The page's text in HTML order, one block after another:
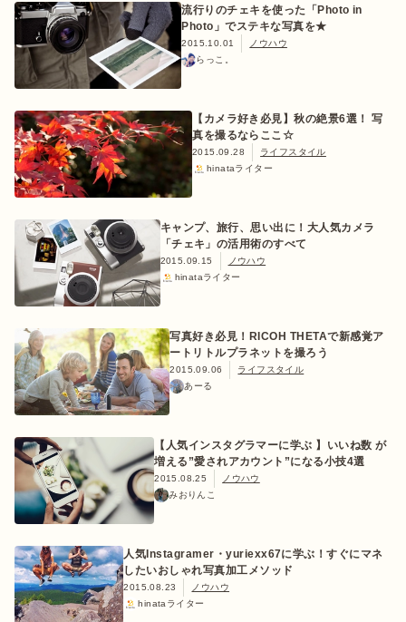
流行りのチェキを使った「Photo in
Photo」でステキな写真を★
2015.10.01
ノウハウ
らっこ。
【カメラ好き必見】秋の絶景6選！ 写
真を撮るならここ☆
2015.09.28
ライフスタイル
hinataライター
キャンプ、旅行、思い出に！大人気カメラ
「チェキ」の活用術のすべて
2015.09.15
ノウハウ
hinataライター
写真好き必見！RICOH THETAで新感覚ア
ートリトルプラネットを撮ろう
2015.09.06
ライフスタイル
あーる
【人気インスタグラマーに学ぶ 】いいね数 が
増える”愛されアカウント”になる小技4選
2015.08.25
ノウハウ
みおりんこ
人気Instagramer・yuriexx67に学ぶ！すぐにマネ
したいおしゃれ写真加工メソッド
2015.08.23
ノウハウ
hinataライター
初めての方
ログイン/会員登録
検索
ショップ